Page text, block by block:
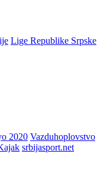
Lige Republike Srpske
2020 Vazduhoplovstvo
srbijasport.net